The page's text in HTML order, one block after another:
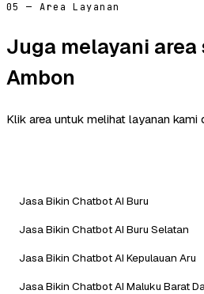
05 — Area Layanan
Juga melayani
Ambon
Klik area untuk melihat layanan kami
Jasa Bikin Chatbot AI Buru
Jasa Bikin Chatbot AI Buru Selatan
Jasa Bikin Chatbot AI Kepulauan Aru
Jasa Bikin Chatbot AI Maluku Barat